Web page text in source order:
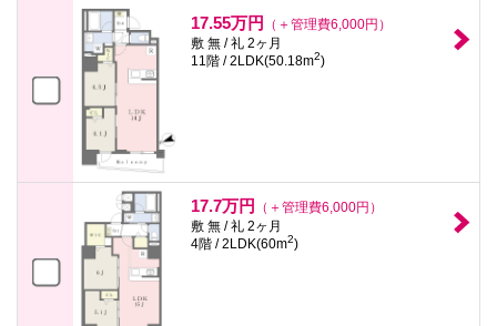
17.55万円
（＋管理費6,000円）
敷 無 / 礼 2ヶ月
11階 / 2LDK(50.18m2)
17.7万円
（＋管理費6,000円）
敷 無 / 礼 2ヶ月
4階 / 2LDK(60m2)